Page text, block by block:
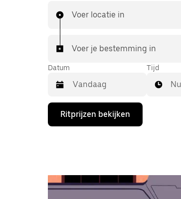
Voer locatie in
Voer je bestemming in
Datum
Druk
de
te
openen
Tijd
Nu
Ritprijzen bekijken